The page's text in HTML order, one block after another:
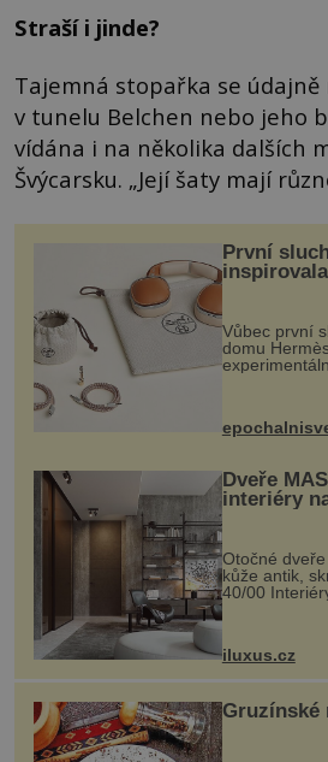
Straší i jinde?
Tajemná stopařka se údajně
v tunelu Belchen nebo jeho
vídána i na několika dalších
Švýcarsku. „Její šaty mají
První
Vůbec první
domu
kovový...
Dveře
interiéry
rozumem i
Otočné
kůže antik,
40/00
zakázku
rozměry
dnes umož...
iluxus.cz
Gruzínské